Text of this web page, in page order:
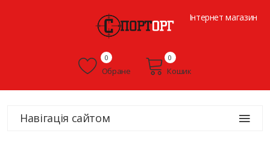
Інтернет магазин
Обране
0
Кошик
0
Навігація сайтом